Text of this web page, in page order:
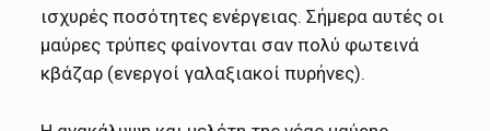
ισχυρές ποσότητες ενέργειας. Σήμερα αυτές οι
μαύρες τρύπες φαίνονται σαν πολύ φωτεινά
κβάζαρ (ενεργοί γαλαξιακοί πυρήνες).